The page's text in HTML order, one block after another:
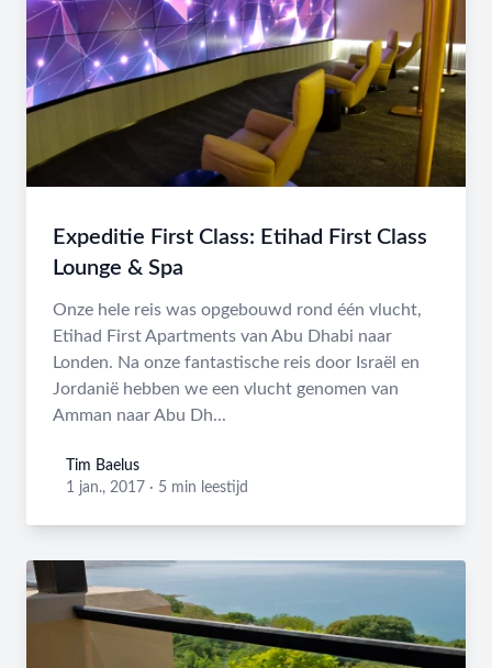
Expeditie First Class: Etihad First Class
Lounge & Spa
Onze hele reis was opgebouwd rond één vlucht,
Etihad First Apartments van Abu Dhabi naar
Londen. Na onze fantastische reis door Israël en
Jordanië hebben we een vlucht genomen van
Amman naar Abu Dh...
Tim Baelus
Tim Baelus
1 jan., 2017 · 5 min leestijd